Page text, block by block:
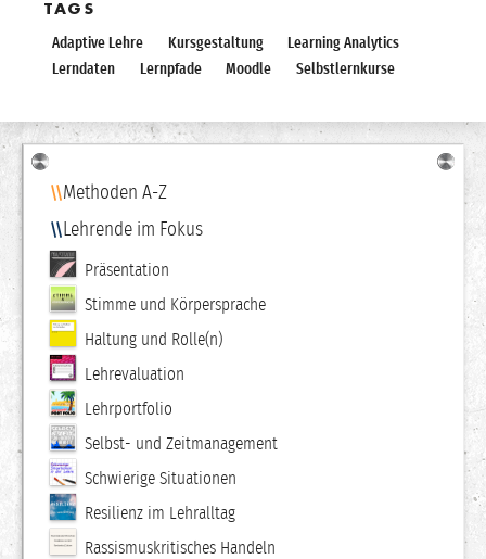
TAGS
Adaptive Lehre Kursgestaltung
Learning Analytics
Lerndaten
Lernpfade Moodle Selbstlernkurse
Navigation
Methoden A-Z
Lehrende im Fokus
Präsentation
Stimme und Körpersprache
Haltung und Rolle(n)
Lehrevaluation
Lehrportfolio
Selbst- und Zeitmanagement
Schwierige Situationen
Resilienz im Lehralltag
Rassismuskritisches Handeln